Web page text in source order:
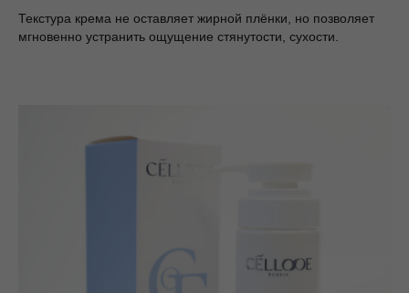
Текстура крема не оставляет жирной плёнки, но позволяет
мгновенно устранить ощущение стянутости, сухости.